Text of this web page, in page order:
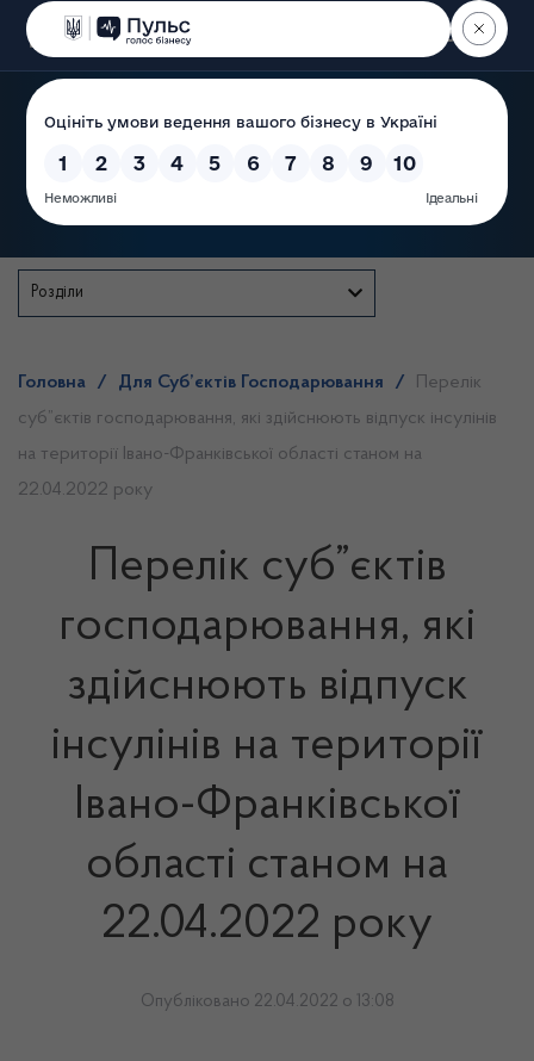
Пошук
Розділи
Головна / Для Суб’єктів Господарювання /
Перелік
суб”єктів господарювання, які здійснюють відпуск інсулінів
на території Івано-Франківської області станом на
22.04.2022 року
Перелік суб”єктів
господарювання, які
здійснюють відпуск
інсулінів на території
Івано-Франківської
області станом на
22.04.2022 року
Опубліковано 22.04.2022 о 13:08